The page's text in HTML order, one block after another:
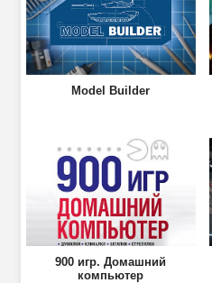
Model Builder
900 игр. Домашний
компьютер